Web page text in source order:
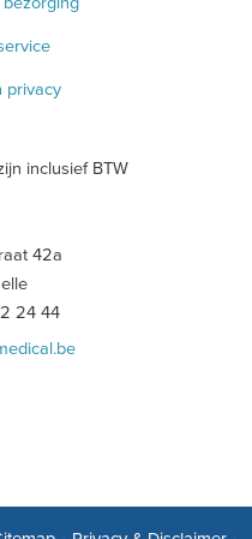
privacy
inclusief BTW
42a
24 44